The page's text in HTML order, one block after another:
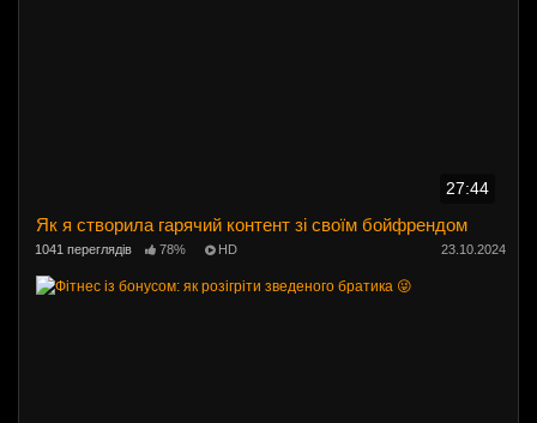
27:44
Як я створила гарячий контент зі своїм бойфрендом
1041 переглядів 78% HD 23.10.2024